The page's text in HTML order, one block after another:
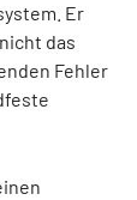
Er
das
Fehler